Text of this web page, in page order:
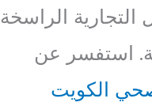
الراسخة
استفسر عن
الكويت